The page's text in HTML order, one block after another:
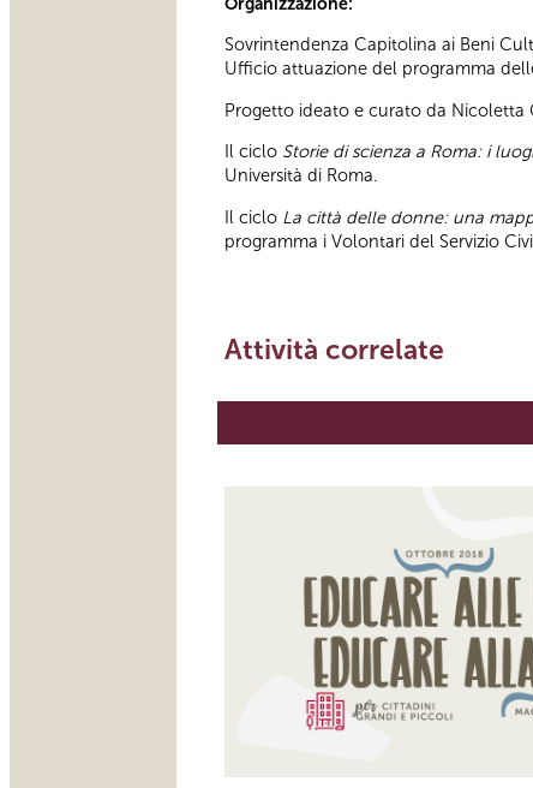
Sovrintendenza Capitolina ai Beni
Ufficio attuazione del programma
Progetto ideato e curato da Nicoletta
Il ciclo Storie di scienza a Roma: i
Università di Roma.
Il ciclo La città delle donne: una
programma i Volontari del Servizio
Attività correlate